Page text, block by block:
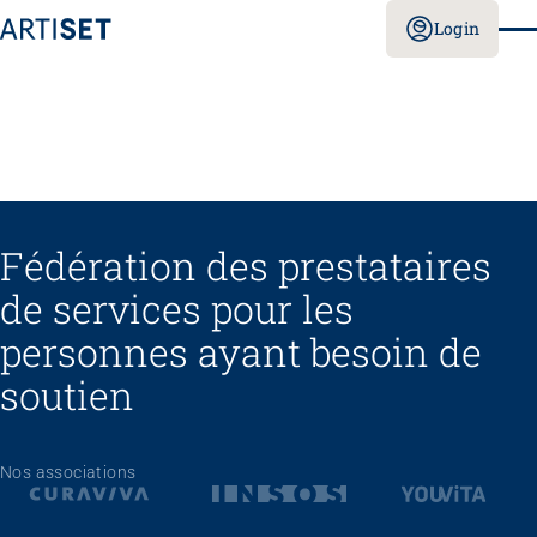
Login
Fédération des prestataires
de services pour les
personnes ayant besoin de
soutien
Nos associations